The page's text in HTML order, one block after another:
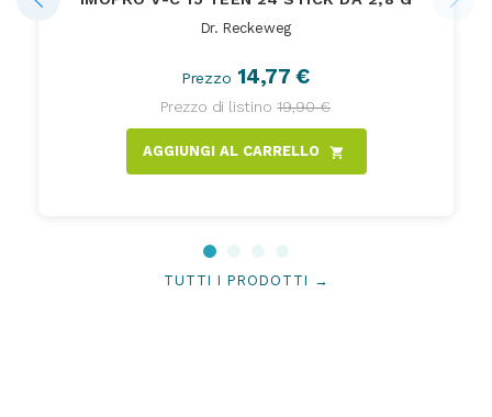
Dr. Reckeweg
Prezzo 14,77 €
Prezzo di listino 19,90 €
AGGIUNGI AL CARRELLO shopping_cart
TUTTI I PRODOTTI →